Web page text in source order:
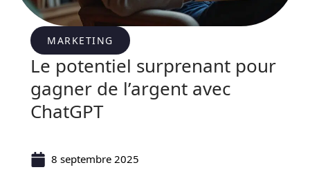
MARKETING
Le potentiel surprenant pour
gagner de l’argent avec
ChatGPT
8 septembre 2025